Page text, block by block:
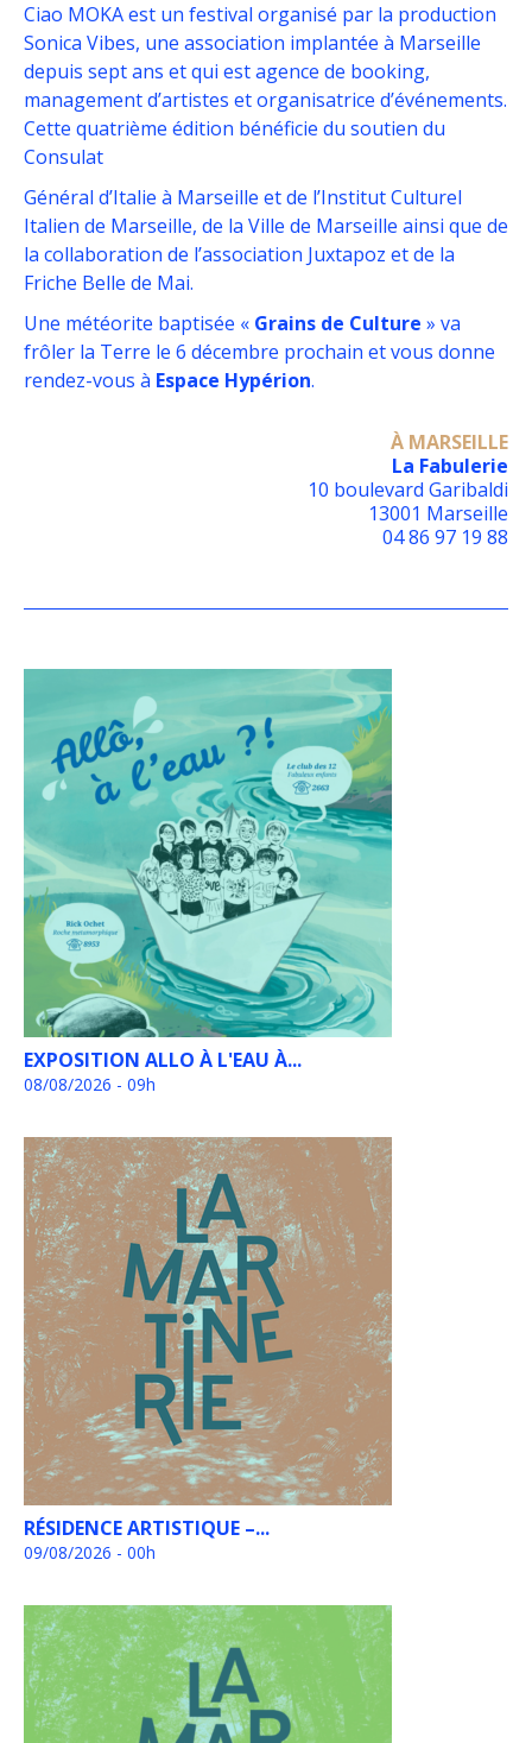
Ciao MOKA est un festival organisé par la production
Sonica Vibes, une association implantée à Marseille
depuis sept ans et qui est agence de booking,
management d’artistes et organisatrice d’événements.
Cette quatrième édition bénéficie du soutien du
Consulat
Général d’Italie à Marseille et de l’Institut Culturel
Italien de Marseille, de la Ville de Marseille ainsi que de
la collaboration de l’association Juxtapoz et de la
Friche Belle de Mai.
Une météorite baptisée « Grains de Culture » va
frôler la Terre le 6 décembre prochain et vous donne
rendez-vous à Espace Hypérion.
À MARSEILLE
La Fabulerie
10 boulevard Garibaldi
13001 Marseille
04 86 97 19 88
EXPOSITION ALLO À L'EAU À...
08/08/2026 - 09h
RÉSIDENCE ARTISTIQUE –...
09/08/2026 - 00h